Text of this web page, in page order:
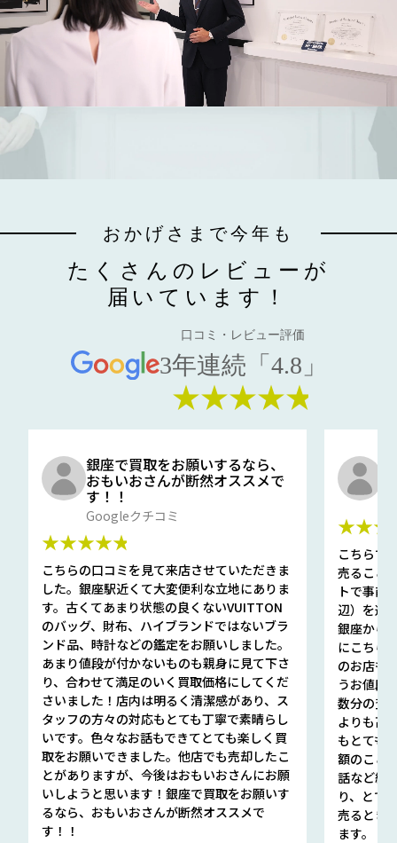
おかげさまで今年も
たくさんのレビューが
届いています！
口コミ・レビュー評価
3年連続「4.8」
★★★★★
銀座で買取をお願いするなら、
おもいおさんが断然オススメで
す！！
Googleクチコミ
★★★★★
こちらの口コミを見て来店させていただきま
した。銀座駅近くて大変便利な立地にありま
す。古くてあまり状態の良くないVUITTON
のバッグ、財布、ハイブランドではないブラ
ンド品、時計などの鑑定をお願いしました。
あまり値段が付かないものも親身に見て下さ
り、合わせて満足のいく買取価格にしてくだ
さいました！店内は明るく清潔感があり、ス
タッフの方々の対応もとても丁寧で素晴らし
いです。色々なお話もできてとても楽しく買
取をお願いできました。他店でも売却したこ
とがありますが、今後はおもいおさんにお願
いしようと思います！銀座で買取をお願いす
るなら、おもいおさんが断然オススメで
す！！
こちらで
売ること
トで事前
辺）を選
銀座から
にこちら
のお店も
うお値段
数分の査
よりも高
もとても
額のこと
話など細
り、とて
売るとき
ます。